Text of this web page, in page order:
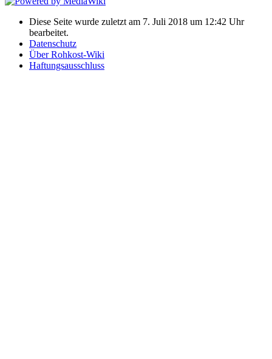
Diese Seite wurde zuletzt am 7. Juli 2018 um 12:42 Uhr
bearbeitet.
Datenschutz
Über Rohkost-Wiki
Haftungsausschluss